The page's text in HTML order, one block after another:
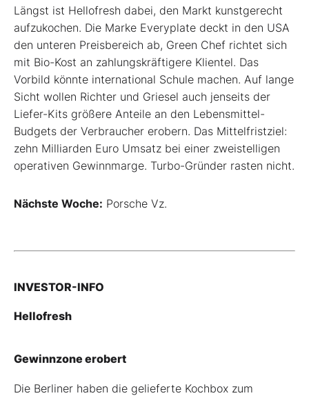
Längst ist Hellofresh dabei, den Markt kunstgerecht
aufzukochen. Die Marke Everyplate deckt in den USA
den unteren Preisbereich ab, Green Chef richtet sich
mit Bio-Kost an zahlungskräftigere Klientel. Das
Vorbild könnte international Schule machen. Auf lange
Sicht wollen Richter und Griesel auch jenseits der
Liefer-Kits größere Anteile an den Lebensmittel-
Budgets der Verbraucher erobern. Das Mittelfristziel:
zehn Milliarden Euro Umsatz bei einer zweistelligen
operativen Gewinnmarge. Turbo-Gründer rasten nicht.
Nächste Woche: Porsche Vz.
INVESTOR-INFO
Hellofresh
Gewinnzone erobert
Die Berliner haben die gelieferte Kochbox zum